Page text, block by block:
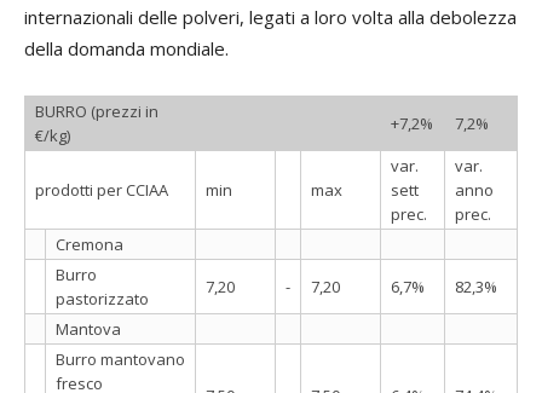
internazionali delle polveri, legati a loro volta alla debolezza
della domanda mondiale.
BURRO (prezzi in
€/kg)
+7,2% 7,2%
prodotti per CCIAA min max
var.
sett
prec.
var.
anno
prec.
Cremona
Burro
pastorizzato
7,20 - 7,20 6,7%
82,3%
Mantova
Burro mantovano
fresco